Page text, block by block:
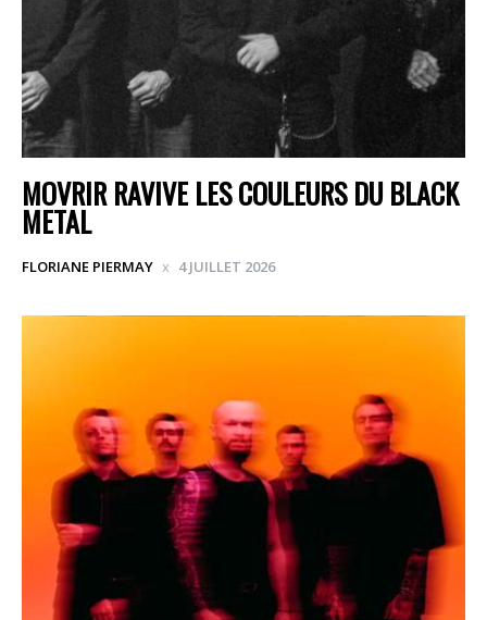
MOVRIR RAVIVE LES COULEURS DU BLACK
METAL
FLORIANE PIERMAY 4 JUILLET 2026